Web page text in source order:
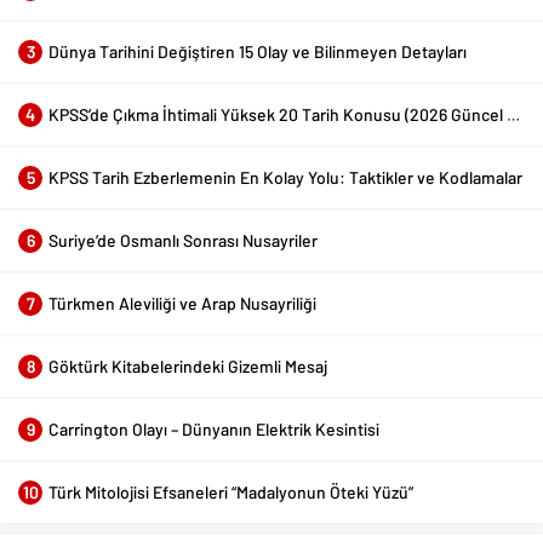
3 Dünya Tarihini Değiştiren 15 Olay ve Bilinmeyen Detayları
4 KPSS’de Çıkma İhtimali Yüksek 20 Tarih Konusu (2026 Güncel Liste)
5 KPSS Tarih Ezberlemenin En Kolay Yolu: Taktikler ve Kodlamalar
6 Suriye’de Osmanlı Sonrası Nusayriler
7 Türkmen Aleviliği ve Arap Nusayriliği
8 Göktürk Kitabelerindeki Gizemli Mesaj
9 Carrington Olayı – Dünyanın Elektrik Kesintisi
10 Türk Mitolojisi Efsaneleri “Madalyonun Öteki Yüzü”